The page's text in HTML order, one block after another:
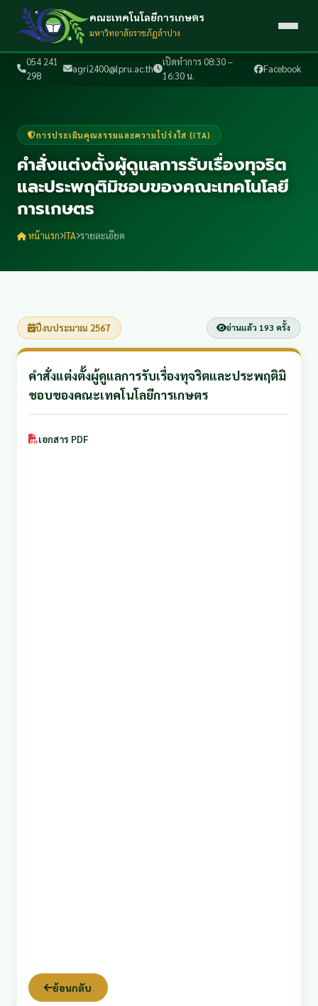
054 241
298
agri2400@lpru.ac.th
เปิดทำการ 08:30 –
16:30 น.
Facebook
คณะเทคโนโลยีการเกษตร
มหาวิทยาลัยราชภัฏลำปาง
การประเมินคุณธรรมและความโปร่งใส (ITA)
คำสั่งแต่งตั้งผู้ดูแลการรับเรื่องทุจริต
และประพฤติมิชอบของคณะเทคโนโลยี
การเกษตร
หน้าแรก ITA รายละเอียด
ปีงบประมาณ 2567 อ่านแล้ว 193 ครั้ง
คำสั่งแต่งตั้งผู้ดูแลการรับเรื่องทุจริตและประพฤติมิ
ชอบของคณะเทคโนโลยีการเกษตร
เอกสาร PDF
ย้อนกลับ